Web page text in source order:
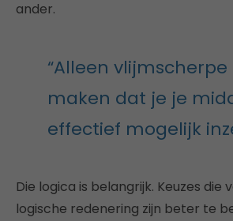
ander.
“Alleen vlijmscherpe
maken dat je je
effectief mogelijk
Die logica is belangrijk. Keuzes die
logische redenering zijn beter te